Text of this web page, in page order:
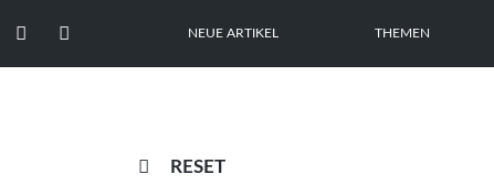
  NEUE ARTIKEL THEMEN
 RESET